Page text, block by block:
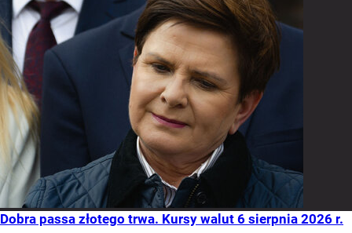
Dobra passa złotego trwa. Kursy walut 6 sierpnia 2026 r.